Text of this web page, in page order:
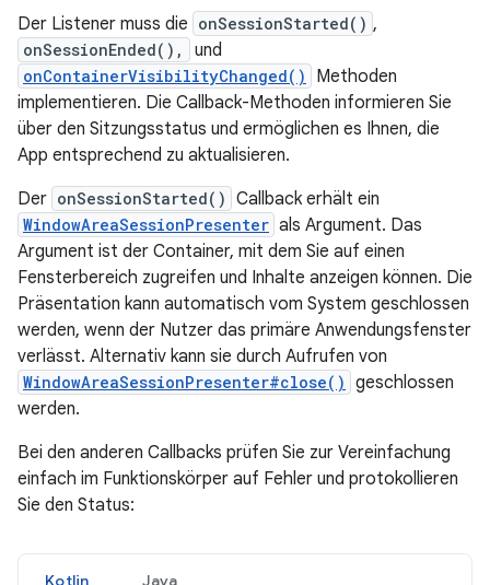
Der Listener muss die onSessionStarted() ,
onSessionEnded(), und
onContainerVisibilityChanged()
Methoden
implementieren. Die Callback-Methoden informieren Sie
über den Sitzungsstatus und ermöglichen es Ihnen, die
App entsprechend zu aktualisieren.
Der onSessionStarted() Callback erhält ein
WindowAreaSessionPresenter als Argument. Das
Argument ist der Container, mit dem Sie auf einen
Fensterbereich zugreifen und Inhalte anzeigen können. Die
Präsentation kann automatisch vom System geschlossen
werden, wenn der Nutzer das primäre Anwendungsfenster
verlässt. Alternativ kann sie durch Aufrufen von
WindowAreaSessionPresenter#close() geschlossen
werden.
Bei den anderen Callbacks prüfen Sie zur Vereinfachung
einfach im Funktionskörper auf Fehler und protokollieren
Sie den Status:
Kotlin Java